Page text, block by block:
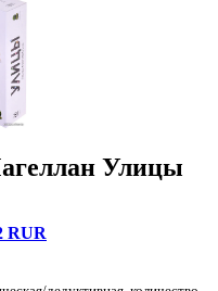
Улицы
RUR